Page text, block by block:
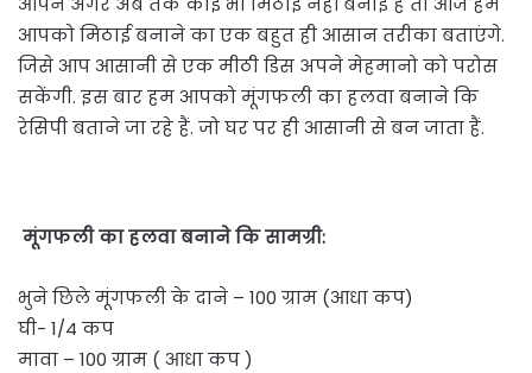
आपको मिठाई बनाने का एक बहुत ही आसान तरीका बताएंगे.
जिसे आप आसानी से एक मीठी डिस अपने मेहमानो को परोस
सकेंगी. इस बार हम आपको मूंगफली का हलवा बनाने कि
रेसिपी बताने जा रहे हैं. जो घर पर ही आसानी से बन जाता हैं.
मूंगफली का हलवा बनाने कि सामग्री:
भुने छिले मूंगफली के दाने – 100 ग्राम (आधा कप)
घी- 1/4 कप
मावा – 100 ग्राम ( आधा कप )